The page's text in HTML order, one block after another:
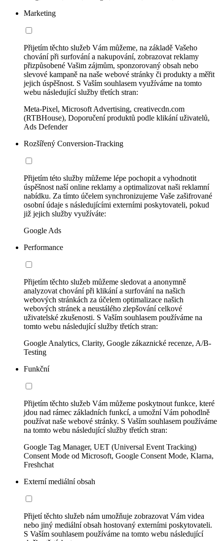
Marketing
Přijetím těchto služeb Vám můžeme, na základě Vašeho
chování při surfování a nakupování, zobrazovat reklamy
přizpůsobené Vašim zájmům, sponzorovaný obsah nebo
slevové kampaně na naše webové stránky či produkty a měřit
jejich úspěšnost. S Vaším souhlasem využíváme na tomto
webu následující služby třetích stran:
Meta-Pixel, Microsoft Advertising, creativecdn.com
(RTBHouse), Doporučení produktů podle klikání uživatelů,
Ads Defender
Rozšířený Conversion-Tracking
Přijetím této služby můžeme lépe pochopit a vyhodnotit
úspěšnost naší online reklamy a optimalizovat naši reklamní
nabídku. Za tímto účelem synchronizujeme Vaše zašifrované
osobní údaje s následujícími externími poskytovateli, pokud
již jejich služby využíváte:
Google Ads
Performance
Přijetím těchto služeb můžeme sledovat a anonymně
analyzovat chování při klikání a surfování na našich
webových stránkách za účelem optimalizace našich
webových stránek a neustálého zlepšování celkové
uživatelské zkušenosti. S Vaším souhlasem používáme na
tomto webu následující služby třetích stran:
Google Analytics, Clarity, Google zákaznické recenze, A/B-
Testing
Funkční
Přijetím těchto služeb Vám můžeme poskytnout funkce, které
jdou nad rámec základních funkcí, a umožní Vám pohodlně
používat naše webové stránky. S Vaším souhlasem používáme
na tomto webu následující služby třetích stran:
Google Tag Manager, UET (Universal Event Tracking)
Consent Mode od Microsoft, Google Consent Mode, Klarna,
Freshchat
Externí mediální obsah
Přijetí těchto služeb nám umožňuje zobrazovat Vám videa
nebo jiný mediální obsah hostovaný externími poskytovateli.
S Vaším souhlasem používáme na tomto webu následující